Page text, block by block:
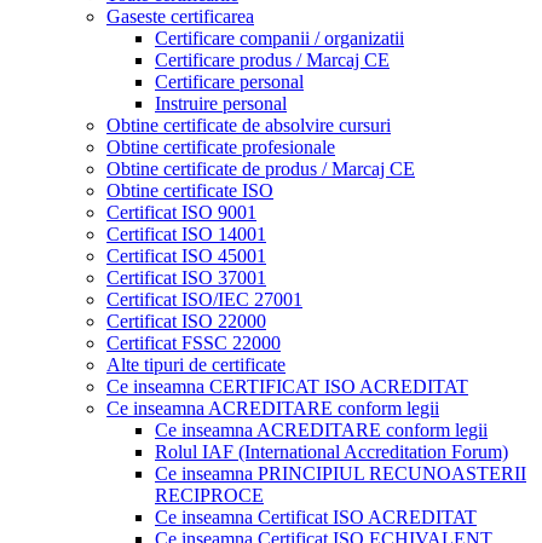
Gaseste certificarea
Certificare companii / organizatii
Certificare produs / Marcaj CE
Certificare personal
Instruire personal
Obtine certificate de absolvire cursuri
Obtine certificate profesionale
Obtine certificate de produs / Marcaj CE
Obtine certificate ISO
Certificat ISO 9001
Certificat ISO 14001
Certificat ISO 45001
Certificat ISO 37001
Certificat ISO/IEC 27001
Certificat ISO 22000
Certificat FSSC 22000
Alte tipuri de certificate
Ce inseamna CERTIFICAT ISO ACREDITAT
Ce inseamna ACREDITARE conform legii
Ce inseamna ACREDITARE conform legii
Rolul IAF (International Accreditation Forum)
Ce inseamna PRINCIPIUL RECUNOASTERII
RECIPROCE
Ce inseamna Certificat ISO ACREDITAT
Ce inseamna Certificat ISO ECHIVALENT